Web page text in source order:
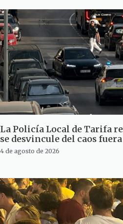
La Policía Local de Tarifa
se desvincule del caos
4 de agosto de 2026